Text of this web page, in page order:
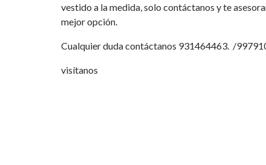
vestido a la medida, solo contáctanos y te
mejor opción.
Cualquier duda contáctanos 931464463. /
visítanos